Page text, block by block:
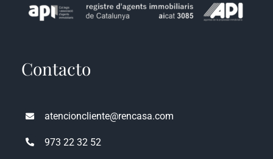
atencioncliente@rencasa.com